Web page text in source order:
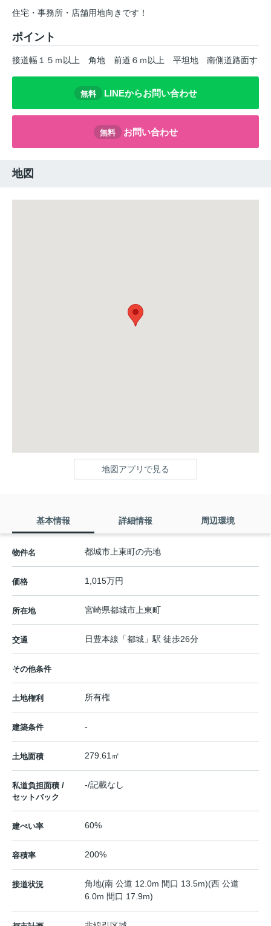
住宅・事務所・店舗用地向きです！
ポイント
接道幅１５ｍ以上 角地 前道６ｍ以上 平坦地 南側道路面す
無料 LINEからお問い合わせ
無料 お問い合わせ
地図
地図アプリで見る
基本情報 詳細情報 周辺環境
物件名 都城市上東町の売地
価格 1,015万円
所在地 宮崎県都城市 上東町
交通 日豊本線 「都城 」駅 徒歩26分
その他条件
土地権利 所有権
建築条件 -
土地面積 279.61㎡
私道負担面積 /
セットバック
-/記載なし
建ぺい率 60%
容積率 200%
接道状況
角地(南 公道 12.0m 間口 13.5m)(西 公道
6.0m 間口 17.9m)